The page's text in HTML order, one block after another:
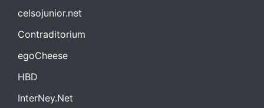
celsojunior.net
Contraditorium
egoCheese
HBD
InterNey.Net